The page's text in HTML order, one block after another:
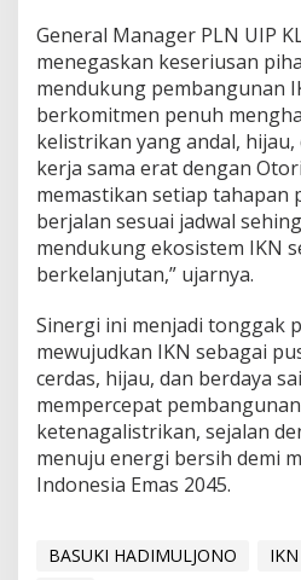
General Manager PLN UIP
menegaskan keseriusan
mendukung pembangunan
berkomitmen penuh
kelistrikan yang andal,
kerja sama erat dengan
memastikan setiap tahapan
berjalan sesuai jadwal
mendukung ekosistem IKN
berkelanjutan,” ujarnya.
Sinergi ini menjadi tonggak
mewujudkan IKN sebagai
cerdas, hijau, dan berdaya
mempercepat
ketenagalistrikan, sejalan
menuju energi bersih demi
Indonesia Emas 2045.
BASUKI HADIMULJONO IKN